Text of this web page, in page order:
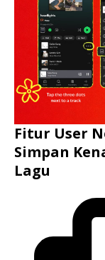
Fitur User
Simpan
Lagu